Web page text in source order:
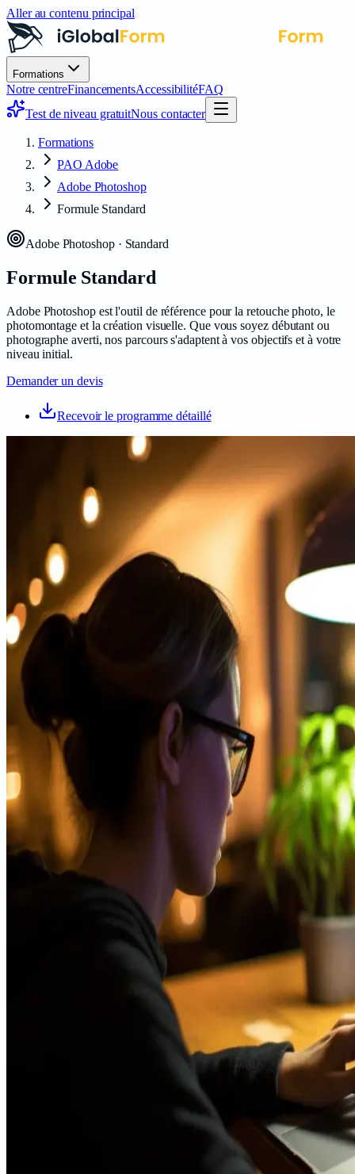
Aller au contenu principal
Formations
Notre centreFinancementsAccessibilitéFAQ
Test de niveau gratuitNous contacter
Formations
PAO Adobe
Adobe Photoshop
Formule Standard
Adobe Photoshop · Standard
Formule Standard
Adobe Photoshop est l'outil de référence pour la retouche photo, le
photomontage et la création visuelle. Que vous soyez débutant ou
photographe averti, nos parcours s'adaptent à vos objectifs et à votre
niveau initial.
Demander un devis
Recevoir le programme détaillé